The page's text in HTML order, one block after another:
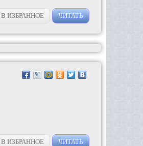
В ИЗБРАННОЕ ЧИТАТЬ
В ИЗБРАННОЕ ЧИТАТЬ